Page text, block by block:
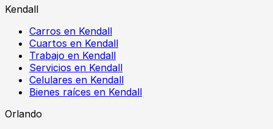
Kendall
Carros en Kendall
Cuartos en Kendall
Trabajo en Kendall
Servicios en Kendall
Celulares en Kendall
Bienes raíces en Kendall
Orlando